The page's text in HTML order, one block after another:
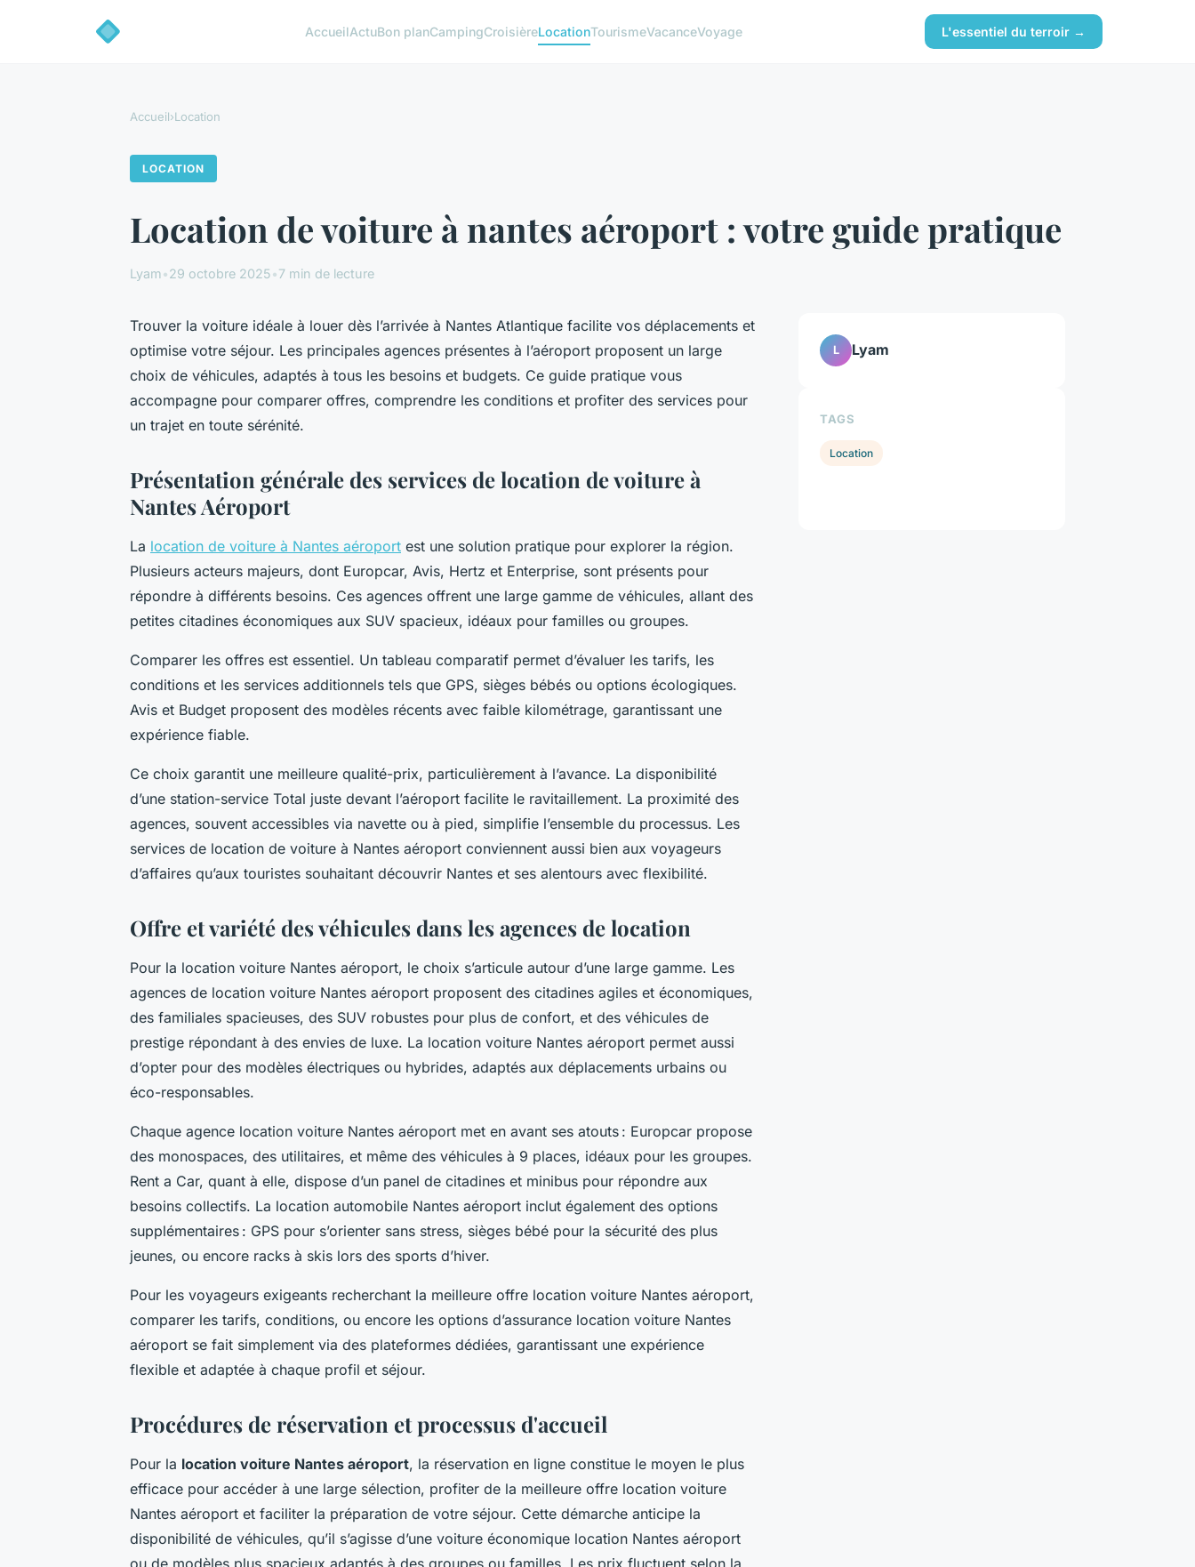
AccueilActuBon planCampingCroisièreLocationTourismeVacanceVoyage L'essentiel du terroir →
Accueil›Location
LOCATION
Location de voiture à nantes aéroport : votre guide pratique
Lyam•29 octobre 2025•7 min de lecture
Trouver la voiture idéale à louer dès l’arrivée à Nantes Atlantique facilite vos déplacements et
optimise votre séjour. Les principales agences présentes à l’aéroport proposent un large
choix de véhicules, adaptés à tous les besoins et budgets. Ce guide pratique vous
accompagne pour comparer offres, comprendre les conditions et profiter des services pour
un trajet en toute sérénité.
Présentation générale des services de location de voiture à
Nantes Aéroport
La location de voiture à Nantes aéroport est une solution pratique pour explorer la région.
Plusieurs acteurs majeurs, dont Europcar, Avis, Hertz et Enterprise, sont présents pour
répondre à différents besoins. Ces agences offrent une large gamme de véhicules, allant des
petites citadines économiques aux SUV spacieux, idéaux pour familles ou groupes.
Comparer les offres est essentiel. Un tableau comparatif permet d’évaluer les tarifs, les
conditions et les services additionnels tels que GPS, sièges bébés ou options écologiques.
Avis et Budget proposent des modèles récents avec faible kilométrage, garantissant une
expérience fiable.
Ce choix garantit une meilleure qualité-prix, particulièrement à l’avance. La disponibilité
d’une station-service Total juste devant l’aéroport facilite le ravitaillement. La proximité des
agences, souvent accessibles via navette ou à pied, simplifie l’ensemble du processus. Les
services de location de voiture à Nantes aéroport conviennent aussi bien aux voyageurs
d’affaires qu’aux touristes souhaitant découvrir Nantes et ses alentours avec flexibilité.
Offre et variété des véhicules dans les agences de location
Pour la location voiture Nantes aéroport, le choix s’articule autour d’une large gamme. Les
agences de location voiture Nantes aéroport proposent des citadines agiles et économiques,
des familiales spacieuses, des SUV robustes pour plus de confort, et des véhicules de
prestige répondant à des envies de luxe. La location voiture Nantes aéroport permet aussi
d’opter pour des modèles électriques ou hybrides, adaptés aux déplacements urbains ou
éco-responsables.
Chaque agence location voiture Nantes aéroport met en avant ses atouts : Europcar propose
des monospaces, des utilitaires, et même des véhicules à 9 places, idéaux pour les groupes.
Rent a Car, quant à elle, dispose d’un panel de citadines et minibus pour répondre aux
besoins collectifs. La location automobile Nantes aéroport inclut également des options
supplémentaires : GPS pour s’orienter sans stress, sièges bébé pour la sécurité des plus
jeunes, ou encore racks à skis lors des sports d’hiver.
Pour les voyageurs exigeants recherchant la meilleure offre location voiture Nantes aéroport,
comparer les tarifs, conditions, ou encore les options d’assurance location voiture Nantes
aéroport se fait simplement via des plateformes dédiées, garantissant une expérience
flexible et adaptée à chaque profil et séjour.
Procédures de réservation et processus d'accueil
Pour la location voiture Nantes aéroport, la réservation en ligne constitue le moyen le plus
efficace pour accéder à une large sélection, profiter de la meilleure offre location voiture
Nantes aéroport et faciliter la préparation de votre séjour. Cette démarche anticipe la
disponibilité de véhicules, qu’il s’agisse d’une voiture économique location Nantes aéroport
ou de modèles plus spacieux adaptés à des groupes ou familles. Les prix fluctuent selon la
L Lyam
TAGS
Location